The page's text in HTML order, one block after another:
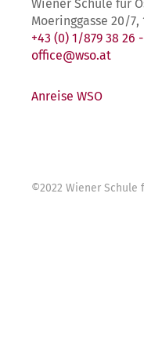
Wiener Schule für
Moeringgasse 20/7,
+43 (0) 1/879 38 26
office@wso.at
Anreise WSO
©2022 Wiener Schule